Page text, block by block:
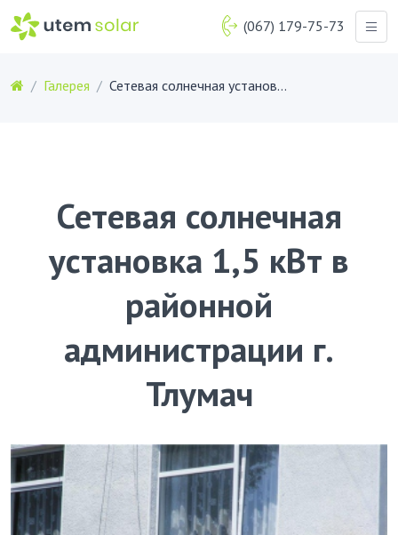
(067) 179-75-73
Галерея Сетевая солнечная установка 1,5 кВт в районной администрации г. Тлумач
Сетевая солнечная
установка 1,5 кВт в
районной
администрации г.
Тлумач